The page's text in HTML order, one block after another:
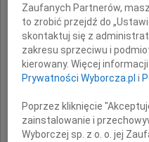
Zaufanych Partnerów,
to zrobić przejdź do
skontaktuj się z
zakresu sprzeciwu i
kierowany. Więcej
Prywatności Wyborcza.pl i
Poprzez kliknięcie
zainstalowanie i
Wyborczej sp. z o. o. jej